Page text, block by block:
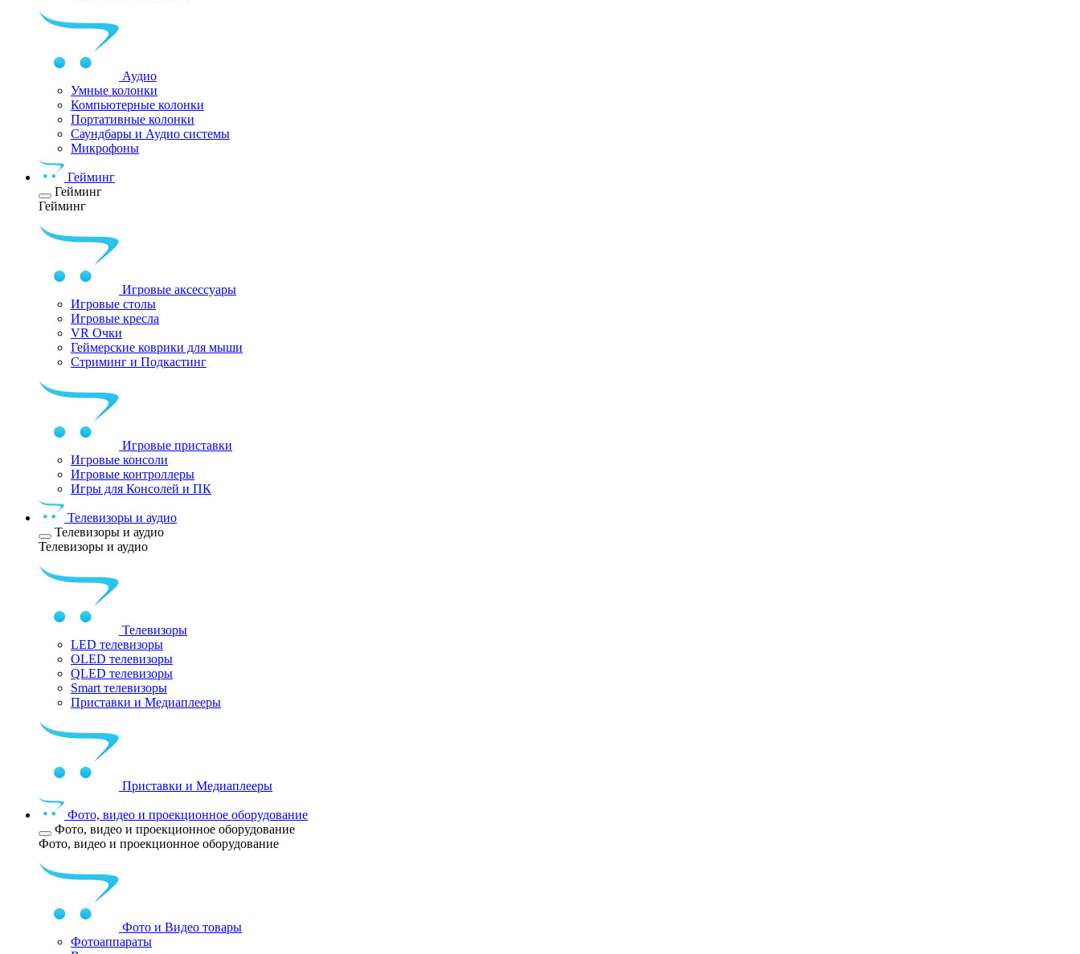
Аудио
Умные колонки
Компьютерные колонки
Портативные колонки
Саундбары и Аудио системы
Микрофоны
Гейминг
Гейминг
Гейминг
Игровые аксессуары
Игровые столы
Игровые кресла
VR Очки
Геймерские коврики для мыши
Стриминг и Подкастинг
Игровые приставки
Игровые консоли
Игровые контроллеры
Игры для Консолей и ПК
Телевизоры и аудио
Телевизоры и аудио
Телевизоры и аудио
Телевизоры
LED телевизоры
OLED телевизоры
QLED телевизоры
Smart телевизоры
Приставки и Медиаплееры
Приставки и Медиаплееры
Фото, видео и проекционное оборудование
Фото, видео и проекционное оборудование
Фото, видео и проекционное оборудование
Фото и Видео товары
Фотоаппараты